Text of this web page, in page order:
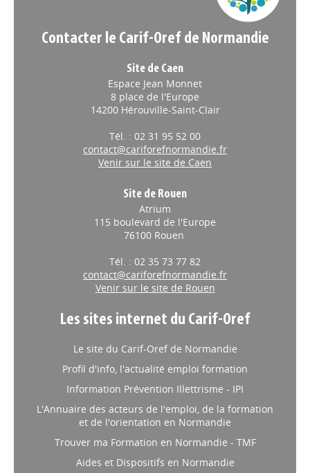
Contacter le Carif-Oref de Normandie
Site de Caen
Espace Jean Monnet
8 place de l'Europe
14200 Hérouville-Saint-Clair
Tél. : 02 31 95 52 00
contact@cariforefnormandie.fr
Venir sur le site de Caen
Site de Rouen
Atrium
115 boulevard de l'Europe
76100 Rouen
Tél. : 02 35 73 77 82
contact@cariforefnormandie.fr
Venir sur le site de Rouen
Les sites internet du Carif-Oref
Le site du Carif-Oref de Normandie
Profil d'info, l'actualité emploi formation
Information Prévention Illettrisme - IPI
L'Annuaire des acteurs de l'emploi, de la formation
et de l'orientation en Normandie
Trouver ma Formation en Normandie - TMF
Aides et Dispositifs en Normandie